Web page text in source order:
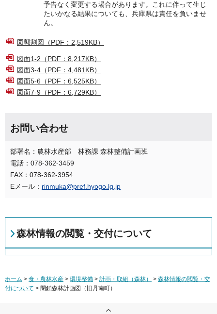
予告なく変更する場合があります。これに伴って生じ
たいかなる結果についても、兵庫県は責任を負いませ
ん。
図郭割図（PDF：2,519KB）
図面1-2（PDF：8,217KB）
図面3-4（PDF：4,481KB）
図面5-6（PDF：6,525KB）
図面7-9（PDF：6,729KB）
お問い合わせ
部署名：農林水産部 林務課 森林整備計画班
電話：078-362-3459
FAX：078-362-3954
Eメール： rinmuka@pref.hyogo.lg.jp
森林情報の閲覧・交付について
ホーム > 食・農林水産 > 環境整備 > 計画・取組（森林） > 森林情報の閲覧・交
付について > 閉鎖森林計画図（旧丹南町）